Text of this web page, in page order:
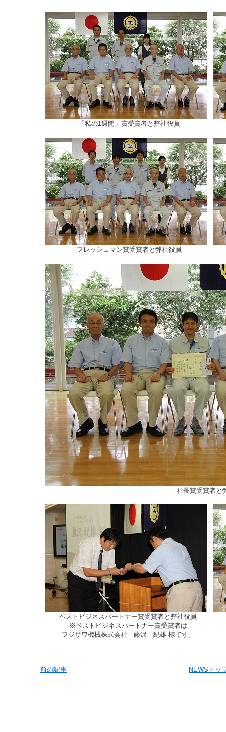
「私の1週間」賞受賞者と弊社役員
フレッシュマン賞受賞者と弊社役員
社長賞受賞者と
ベストビジネスパートナー賞受賞者と弊社役員
※ベストビジネスパートナー賞受賞者は
フジサワ機械株式会社 藤沢 紀雄 様です。
前の記事 NEWSトッ